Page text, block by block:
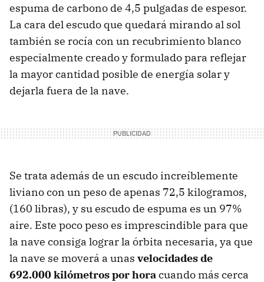
espuma de carbono de 4,5 pulgadas de espesor.
La cara del escudo que quedará mirando al sol
también se rocía con un recubrimiento blanco
especialmente creado y formulado para reflejar
la mayor cantidad posible de energía solar y
dejarla fuera de la nave.
Se trata además de un escudo increíblemente
liviano con un peso de apenas 72,5 kilogramos,
(160 libras), y su escudo de espuma es un 97%
aire. Este poco peso es imprescindible para que
la nave consiga lograr la órbita necesaria, ya que
la nave se moverá a unas velocidades de
692.000 kilómetros por horacuando más cerca